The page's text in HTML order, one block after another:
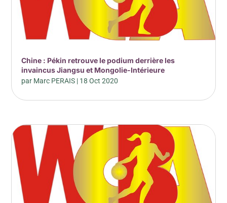
Chine : Pékin retrouve le podium derrière les
invaincus Jiangsu et Mongolie-Intérieure
par Marc PERAIS | 18 Oct 2020